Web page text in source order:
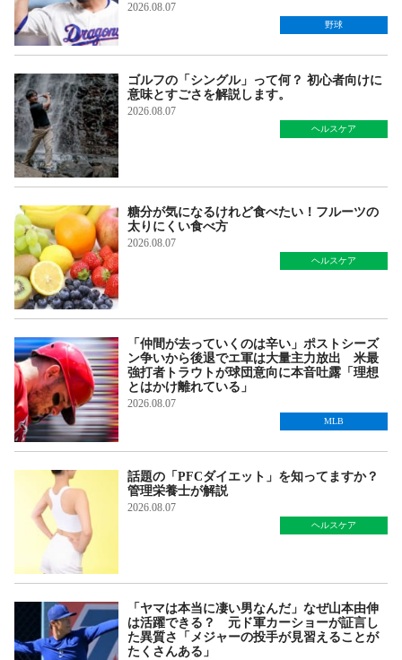
2026.08.07
野球
ゴルフの「シングル」って何？ 初心者向けに
意味とすごさを解説します。
2026.08.07
ヘルスケア
糖分が気になるけれど食べたい！フルーツの
太りにくい食べ方
2026.08.07
ヘルスケア
「仲間が去っていくのは辛い」ポストシーズ
ン争いから後退でエ軍は大量主力放出 米最
強打者トラウトが球団意向に本音吐露「理想
とはかけ離れている」
2026.08.07
MLB
話題の「PFCダイエット」を知ってますか？
管理栄養士が解説
2026.08.07
ヘルスケア
「ヤマは本当に凄い男なんだ」なぜ山本由伸
は活躍できる？ 元ド軍カーショーが証言し
た異質さ「メジャーの投手が見習えることが
たくさんある」